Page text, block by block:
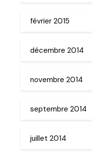
février 2015
décembre 2014
novembre 2014
septembre 2014
juillet 2014